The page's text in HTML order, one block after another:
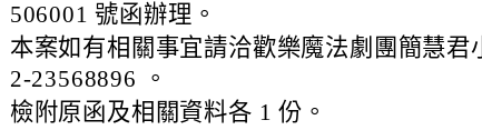
506001 號函辦理。
本案如有相關事宜請洽歡樂魔法劇團簡慧君
2-23568896 。
檢附原函及相關資料各 1 份。